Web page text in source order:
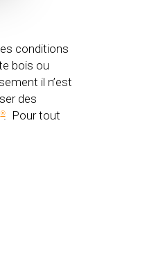
conditions
bois ou
il n’est
des
®. Pour tout